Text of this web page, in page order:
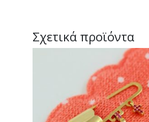
Σχετικά προϊόντα